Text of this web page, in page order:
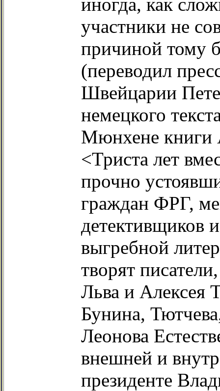
участники не
причиной тому
(переводил
Швейцарии
немецкого
Мюнхене книги
<Триста лет
прочно
граждан ФРГ,
детективщиков
выгребной
творят
Льва и Алексея
Бунина,
Леонова
внешней и
президенте